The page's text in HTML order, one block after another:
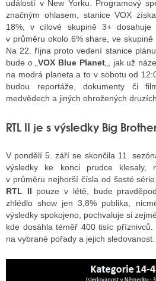
událostí v New Yorku. Programový
značným ohlasem, stanice VOX
18%, v cílové skupině 3+
v průměru okolo 6% share, ve
Na 22. října proto vedení stanice
bude o „VOX Blue Planet„, jak už
na modrá planeta a to v sobotu od
budou reportáže, dokumenty či
medvědech a jiných ohrožených
RTL II je s výsledky Big
V pondělí 5. září se skončila 11.
výsledky ke konci prudce klesaly,
v průměru nejhorší čísla od šesté
RTL II pouze v létě, bude
zhlédlo show jen 3,8% publika,
výsledky spokojeno, pochvaluje si
kde dosáhla téměř 400 tisíc
na vybrané pořady a jejich sledovanost.